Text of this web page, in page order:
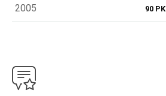
2005 90 PK